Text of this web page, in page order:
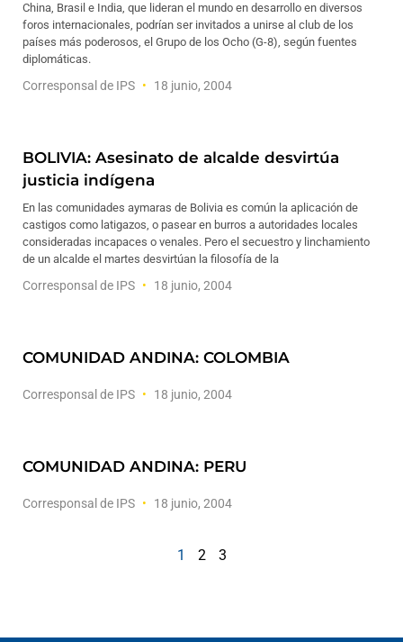
China, Brasil e India, que lideran el mundo en desarrollo en diversos
foros internacionales, podrían ser invitados a unirse al club de los
países más poderosos, el Grupo de los Ocho (G-8), según fuentes
diplomáticas.
Corresponsal de IPS 18 junio, 2004
BOLIVIA: Asesinato de alcalde desvirtúa
justicia indígena
En las comunidades aymaras de Bolivia es común la aplicación de
castigos como latigazos, o pasear en burros a autoridades locales
consideradas incapaces o venales. Pero el secuestro y linchamiento
de un alcalde el martes desvirtúan la filosofía de la
Corresponsal de IPS 18 junio, 2004
COMUNIDAD ANDINA: COLOMBIA
Corresponsal de IPS 18 junio, 2004
COMUNIDAD ANDINA: PERU
Corresponsal de IPS 18 junio, 2004
1 2 3